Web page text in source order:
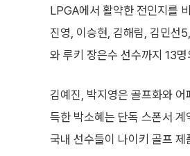
LPGA에서 활약한 전인지를
진영, 이승현, 김해림, 김민선
와 루키 장은수 선수까지 13
김예진, 박지영은 골프화와
득한 박소혜는 단독 스폰서
국내 선수들이 나이키 골프 제